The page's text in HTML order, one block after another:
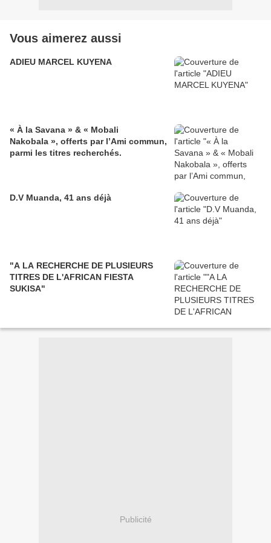
Vous aimerez aussi
ADIEU MARCEL KUYENA
« À la Savana » & « Mobali
Nakobala », offerts par l’Ami commun,
parmi les titres recherchés.
D.V Muanda, 41 ans déjà
"A LA RECHERCHE DE PLUSIEURS
TITRES DE L'AFRICAN FIESTA
SUKISA"
Publicité